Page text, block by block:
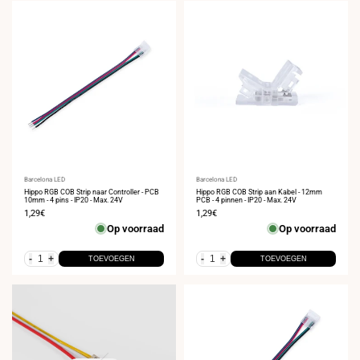
Leverancier:
Barcelona LED
Hippo RGB COB Strip naar Controller - PCB
10mm - 4 pins - IP20 - Max. 24V
Verkoopprijs
1,29€
Op voorraad
- + TOEVOEGEN
Leverancier:
Barcelona LED
Hippo RGB COB Strip aan Kabel - 12mm
PCB - 4 pinnen - IP20 - Max. 24V
Verkoopprijs
1,29€
Op voorraad
- + TOEVOEGEN